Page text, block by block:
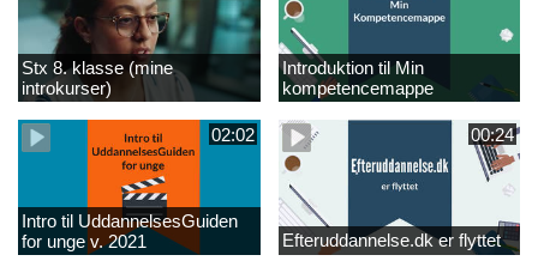
Stx 8. klasse (mine
introkurser)
Introduktion til Min
kompetencemappe
02:02
Intro til UddannelsesGuiden
for unge v. 2021
00:24
Efteruddannelse.dk er flyttet